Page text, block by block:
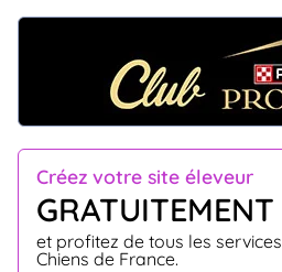
Créez votre site éleveur
GRATUITEMENT
et profitez de tous les services
Chiens de France.